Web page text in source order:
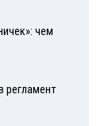
чем
регламент